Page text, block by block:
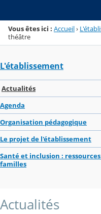
Vous êtes ici : Accueil›
théâtre
L'établissement
Actualités
Agenda
Organisation pédagogique
Le projet de l'établissement
Santé et inclusion :
familles
Actualités